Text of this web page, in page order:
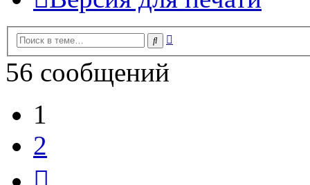
Поиск
56 сообщений
1
2